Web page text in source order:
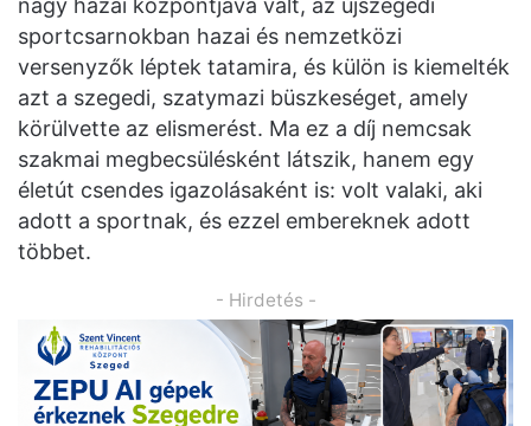
nagy hazai központjává vált, az újszegedi
sportcsarnokban hazai és nemzetközi
versenyzők léptek tatamira, és külön is kiemelték
azt a szegedi, szatymazi büszkeséget, amely
körülvette az elismerést. Ma ez a díj nemcsak
szakmai megbecsülésként látszik, hanem egy
életút csendes igazolásaként is: volt valaki, aki
adott a sportnak, és ezzel embereknek adott
többet.
- Hirdetés -